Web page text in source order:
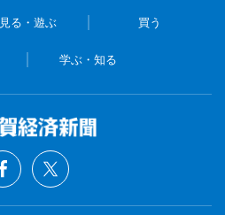
見る・遊ぶ 買う
学ぶ・知る